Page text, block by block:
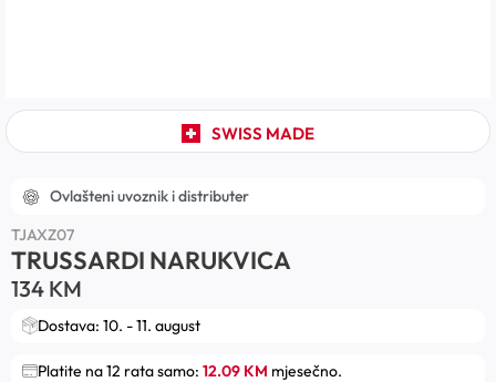
SWISS MADE
Ovlašteni uvoznik i distributer
TJAXZ07
TRUSSARDI NARUKVICA
134 KM
Dostava: 10. - 11. august
Platite na 12 rata samo: 12.09 KM mjesečno.